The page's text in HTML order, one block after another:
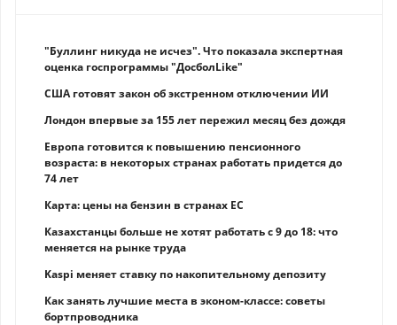
"Буллинг никуда не исчез". Что показала экспертная
оценка госпрограммы "ДосболLike"
США готовят закон об экстренном отключении ИИ
Лондон впервые за 155 лет пережил месяц без дождя
Европа готовится к повышению пенсионного
возраста: в некоторых странах работать придется до
74 лет
Карта: цены на бензин в странах ЕС
Казахстанцы больше не хотят работать с 9 до 18: что
меняется на рынке труда
Kaspi меняет ставку по накопительному депозиту
Как занять лучшие места в эконом-классе: советы
бортпроводника